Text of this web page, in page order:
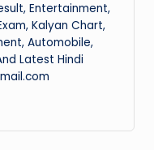
Entertainment,
Kalyan Chart,
Automobile,
Latest Hindi